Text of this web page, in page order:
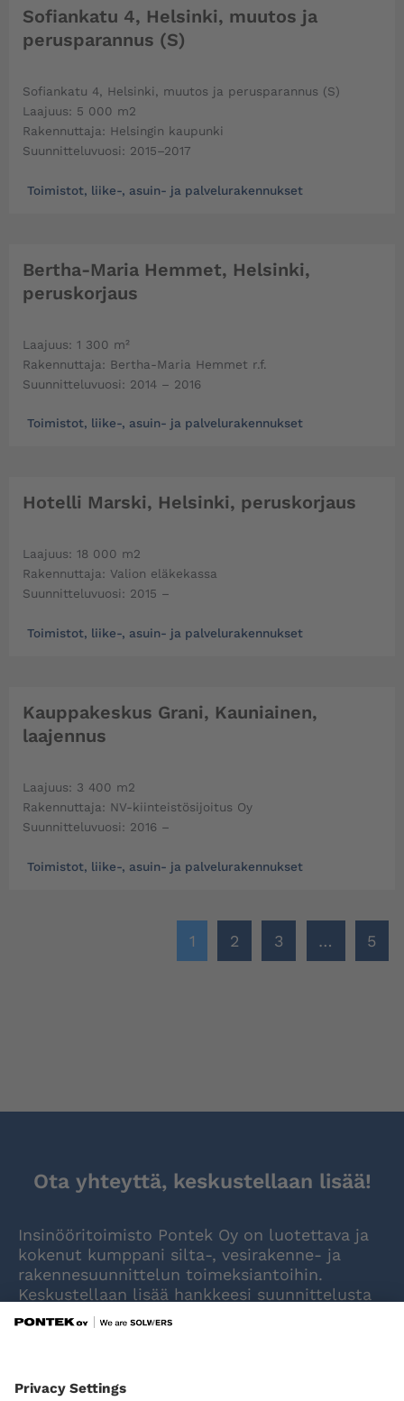
Sofiankatu 4, Helsinki, muutos ja
perusparannus (S)
Sofiankatu 4, Helsinki, muutos ja perusparannus (S)
Laajuus: 5 000 m2
Rakennuttaja: Helsingin kaupunki
Suunnitteluvuosi: 2015–2017
Toimistot, liike-, asuin- ja palvelurakennukset
Bertha-Maria Hemmet, Helsinki,
peruskorjaus
Laajuus: 1 300 m²
Rakennuttaja: Bertha-Maria Hemmet r.f.
Suunnitteluvuosi: 2014 – 2016
Toimistot, liike-, asuin- ja palvelurakennukset
Hotelli Marski, Helsinki, peruskorjaus
Laajuus: 18 000 m2
Rakennuttaja: Valion eläkekassa
Suunnitteluvuosi: 2015 –
Toimistot, liike-, asuin- ja palvelurakennukset
Kauppakeskus Grani, Kauniainen,
laajennus
Laajuus: 3 400 m2
Rakennuttaja: NV-kiinteistösijoitus Oy
Suunnitteluvuosi: 2016 –
Toimistot, liike-, asuin- ja palvelurakennukset
1 2 3 … 5
Ota yhteyttä, keskustellaan lisää!
Insinööritoimisto Pontek Oy on luotettava ja
kokenut kumppani silta-, vesirakenne- ja
rakennesuunnittelun toimeksiantoihin.
Keskustellaan lisää hankkeesi suunnittelusta
ja rakentamisen käynnistämisestä.